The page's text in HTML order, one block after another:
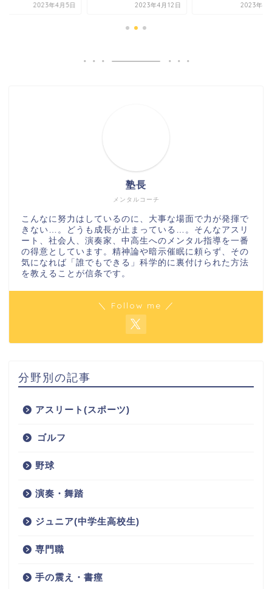
2023年4月5日 2023年4月12日 2023年4
メンタルコーチ
塾長
こんなに努力はしているのに、大事な場面で力が発揮で
きない…。どうも成長が止まっている…。そんなアスリ
ート、社会人、演奏家、中高生へのメンタル指導を一番
の得意としています。精神論や暗示催眠に頼らず、その
気になれば「誰でもできる」科学的に裏付けられた方法
を教えることが信条です。
＼ Follow me ／
分野別の記事
アスリート(スポーツ)
ゴルフ
野球
演奏・舞踏
ジュニア(中学生高校生)
専門職
手の震え・書痙